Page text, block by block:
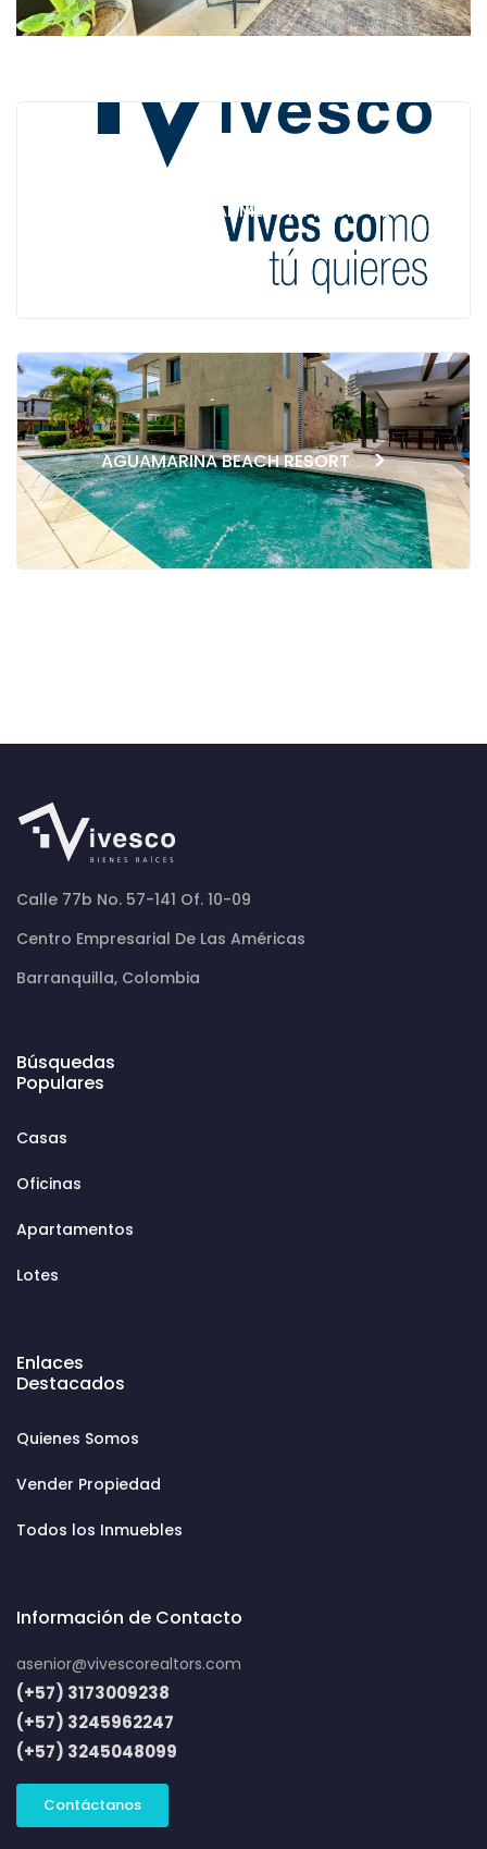
TIEMPO POSIBLE AL MEJOR PRECIO DE
AGUAMARINA BEACH RESORT >
Calle 77b No. 57-141 Of. 10-09
Centro Empresarial De Las Américas
Barranquilla, Colombia
Búsquedas
Populares
Casas
Oficinas
Apartamentos
Lotes
Enlaces
Destacados
Quienes Somos
Vender Propiedad
Todos los Inmuebles
Información de Contacto
asenior@vivescorealtors.com
(+57) 3173009238
(+57) 3245962247
(+57) 3245048099
Contáctanos